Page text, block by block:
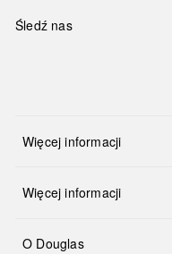
Śledź nas
Więcej informacji
Więcej informacji
O Douglas